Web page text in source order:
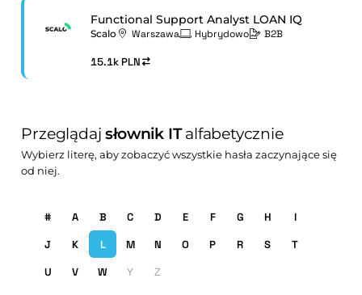
Functional Support Analyst LOAN IQ
Scalo Warszawa Hybrydowo B2B
15.1k PLN
Przeglądajsłownik ITalfabetycznie
Wybierz literę, aby zobaczyć wszystkie hasła zaczynające się
od niej.
# A B C D E F G H
I
J
K L M N O P R S
T
U
V W Y Z